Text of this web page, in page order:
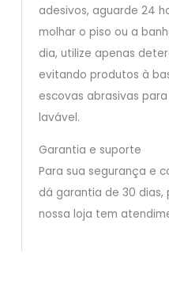
adesivos, aguarde 24
molhar o piso ou a
dia, utilize apenas
evitando produtos à
escovas abrasivas
lavável.
Garantia e suporte
Para sua segurança e
dá garantia de 30
nossa loja tem